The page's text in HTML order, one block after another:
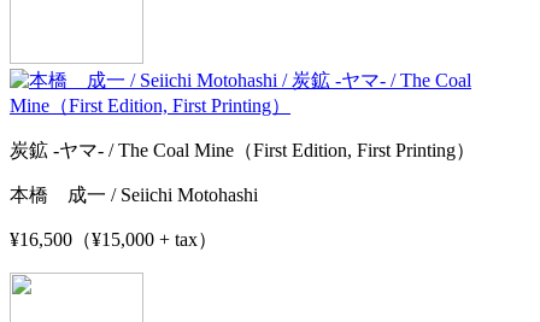
炭鉱 -ヤマ- / The Coal Mine（First Edition, First Printing）
本橋 成一 / Seiichi Motohashi
¥16,500（¥15,000 + tax）